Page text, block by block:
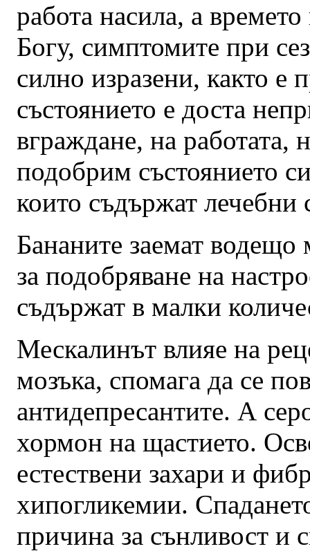
работа насила, а
Богу, симптомите при
силно изразени, както е
състоянието е доста
вграждане, на
подобрим състоянието
които съдържат
Бананите заемат водещо
за подобряване на
съдържат в малки
Мескалинът влияе на
мозъка, спомага да се
антидепресантите. А
хормон на щастието.
естествени захари и
хипогликемии.
причина за сънливост и